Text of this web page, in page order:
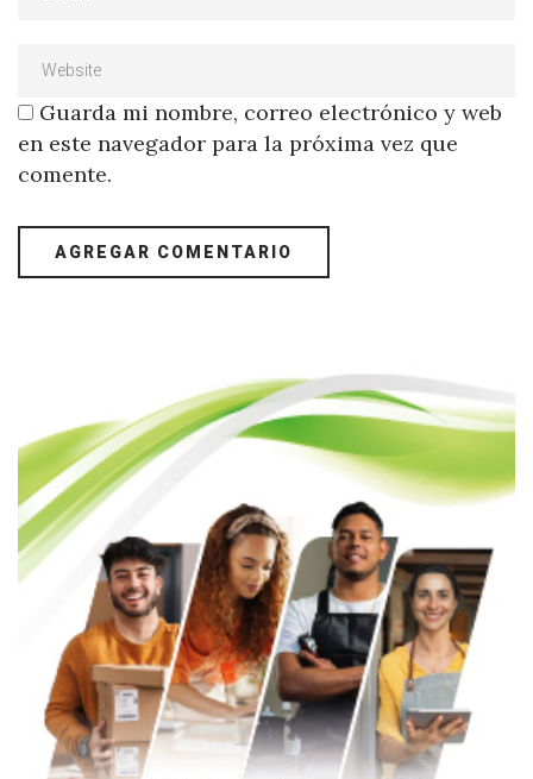
Guarda mi nombre, correo electrónico y web
en este navegador para la próxima vez que
comente.